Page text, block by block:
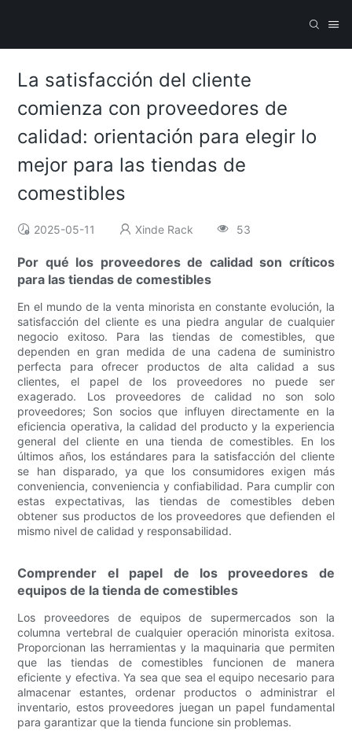
La satisfacción del cliente
comienza con proveedores de
calidad: orientación para elegir lo
mejor para las tiendas de
comestibles
2025-05-11 Xinde Rack 53
Por qué los proveedores de calidad son críticos
para las tiendas de comestibles
En el mundo de la venta minorista en constante evolución, la
satisfacción del cliente es una piedra angular de cualquier
negocio exitoso. Para las tiendas de comestibles, que
dependen en gran medida de una cadena de suministro
perfecta para ofrecer productos de alta calidad a sus
clientes, el papel de los proveedores no puede ser
exagerado. Los proveedores de calidad no son solo
proveedores; Son socios que influyen directamente en la
eficiencia operativa, la calidad del producto y la experiencia
general del cliente en una tienda de comestibles. En los
últimos años, los estándares para la satisfacción del cliente
se han disparado, ya que los consumidores exigen más
conveniencia, conveniencia y confiabilidad. Para cumplir con
estas expectativas, las tiendas de comestibles deben
obtener sus productos de los proveedores que defienden el
mismo nivel de calidad y responsabilidad.
Comprender el papel de los proveedores de
equipos de la tienda de comestibles
Los proveedores de equipos de supermercados son la
columna vertebral de cualquier operación minorista exitosa.
Proporcionan las herramientas y la maquinaria que permiten
que las tiendas de comestibles funcionen de manera
eficiente y efectiva. Ya sea que sea el equipo necesario para
almacenar estantes, ordenar productos o administrar el
inventario, estos proveedores juegan un papel fundamental
para garantizar que la tienda funcione sin problemas.